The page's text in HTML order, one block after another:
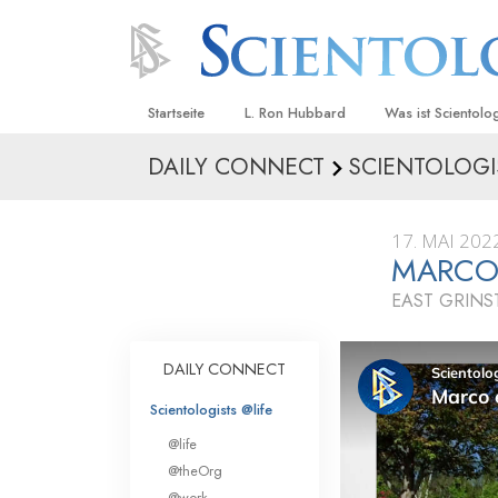
Startseite L. Ron Hubbard Was ist
Anschauungen
Was
sagen
Innerhalb einer
Die
Eine Einführung
DAILY CONNECT
17. MAI
EAST
DAILY CONNECT
Scientologists @life
@life
@theOrg